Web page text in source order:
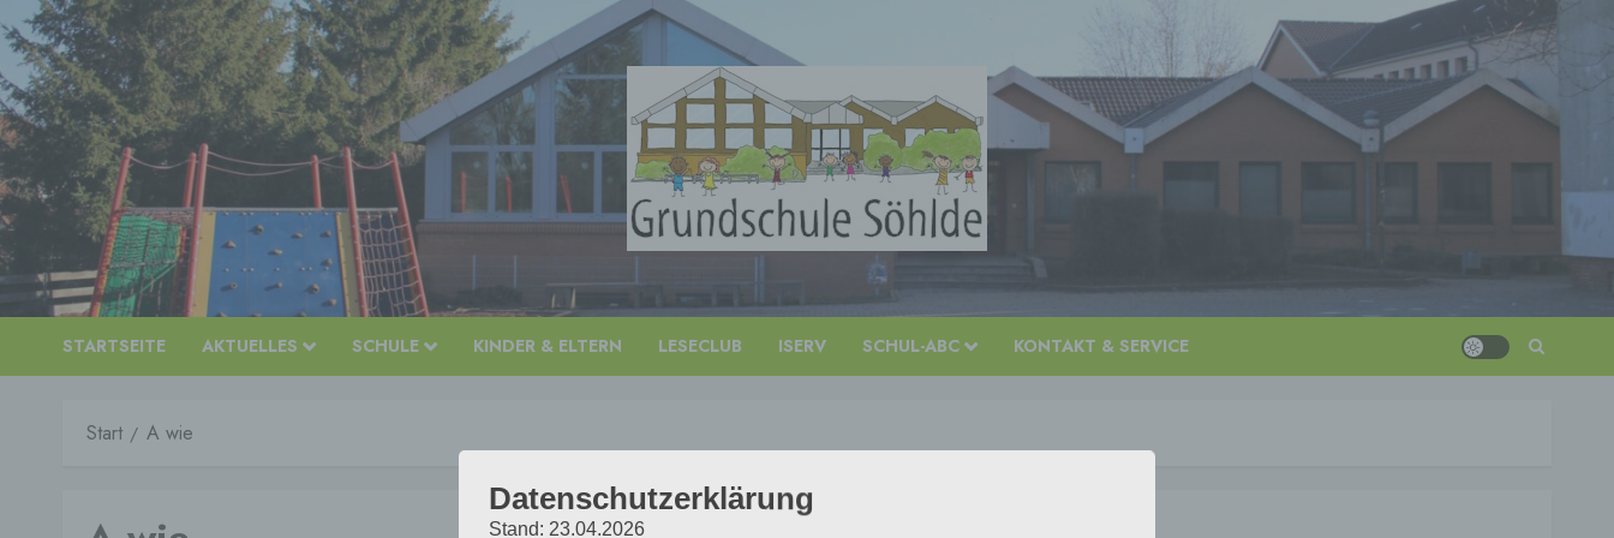
Zum
Inhalt
springen
STARTSEITE AKTUELLES SCHULE KINDER & ELTERN LESECLUB ISERV SCHUL-ABC KONTAKT & SERVICE
Start A wie
Datenschutzerklärung
Stand: 23.04.2026